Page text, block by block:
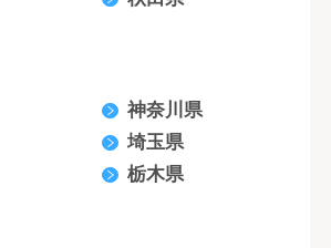
神奈川県
埼玉県
栃木県